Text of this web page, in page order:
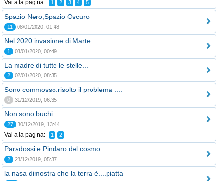
Vai alla pagina: 1 2 3 4 5
Spazio Nero,Spazio Oscuro
11 08/01/2020, 01:48
Nel 2020 invasione di Marte
1 03/01/2020, 00:49
La madre di tutte le stelle...
2 02/01/2020, 08:35
Sono commosso:risolto il problema ....
0 31/12/2019, 06:35
Non sono buchi...
27 30/12/2019, 13:44
Vai alla pagina: 1 2
Paradossi e Pindaro del cosmo
2 28/12/2019, 05:37
la nasa dimostra che la terra è....piatta